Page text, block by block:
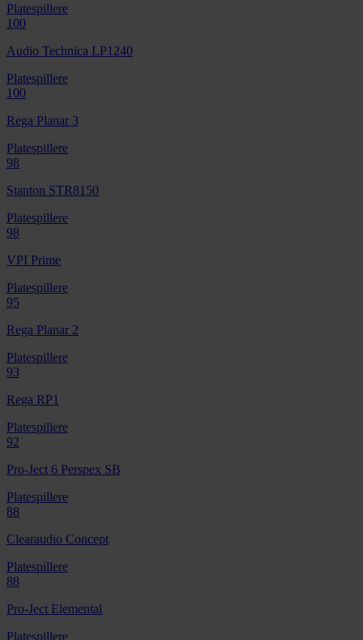
Platespillere
100
Audio Technica LP1240
Platespillere
100
Rega Planar 3
Platespillere
98
Stanton STR8150
Platespillere
98
VPI Prime
Platespillere
95
Rega Planar 2
Platespillere
93
Rega RP1
Platespillere
92
Pro-Ject 6 Perspex SB
Platespillere
88
Clearaudio Concept
Platespillere
88
Pro-Ject Elemental
Platespillere